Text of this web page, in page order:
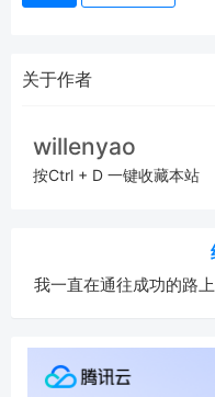
关于作者
willenyao
按Ctrl + D 一键收藏本站
我一直在通往成功的路